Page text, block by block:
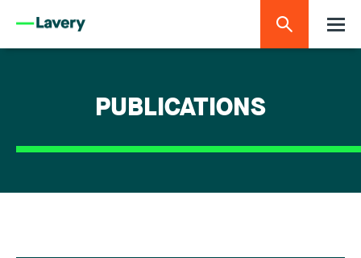
PUBLICATIONS